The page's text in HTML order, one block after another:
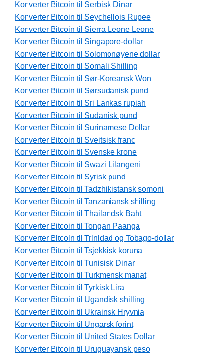
Konverter Bitcoin til Serbisk Dinar
Konverter Bitcoin til Seychellois Rupee
Konverter Bitcoin til Sierra Leone Leone
Konverter Bitcoin til Singapore-dollar
Konverter Bitcoin til Solomonøyene dollar
Konverter Bitcoin til Somali Shilling
Konverter Bitcoin til Sør-Koreansk Won
Konverter Bitcoin til Sørsudanisk pund
Konverter Bitcoin til Sri Lankas rupiah
Konverter Bitcoin til Sudanisk pund
Konverter Bitcoin til Surinamese Dollar
Konverter Bitcoin til Sveitsisk franc
Konverter Bitcoin til Svenske krone
Konverter Bitcoin til Swazi Lilangeni
Konverter Bitcoin til Syrisk pund
Konverter Bitcoin til Tadzhikistansk somoni
Konverter Bitcoin til Tanzaniansk shilling
Konverter Bitcoin til Thailandsk Baht
Konverter Bitcoin til Tongan Paanga
Konverter Bitcoin til Trinidad og Tobago-dollar
Konverter Bitcoin til Tsjekkisk koruna
Konverter Bitcoin til Tunisisk Dinar
Konverter Bitcoin til Turkmensk manat
Konverter Bitcoin til Tyrkisk Lira
Konverter Bitcoin til Ugandisk shilling
Konverter Bitcoin til Ukrainsk Hryvnia
Konverter Bitcoin til Ungarsk forint
Konverter Bitcoin til United States Dollar
Konverter Bitcoin til Uruguayansk peso